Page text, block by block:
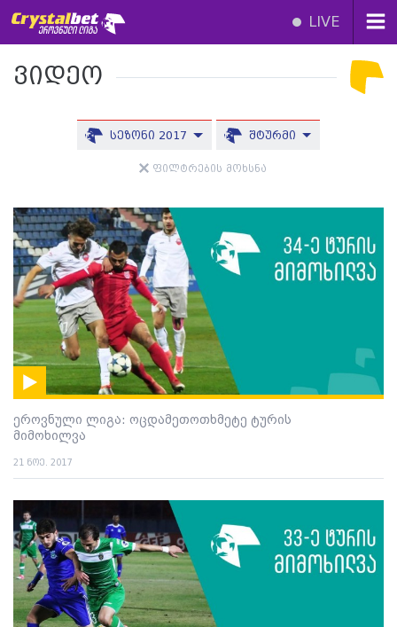
LIVE
ვიდეო
სეზონი 2017 შტურმი
ფილტრების მოხსნა
ეროვნული ლიგა: ოცდამეთოთხმეტე ტურის
მიმოხილვა
21 ნოე. 2017